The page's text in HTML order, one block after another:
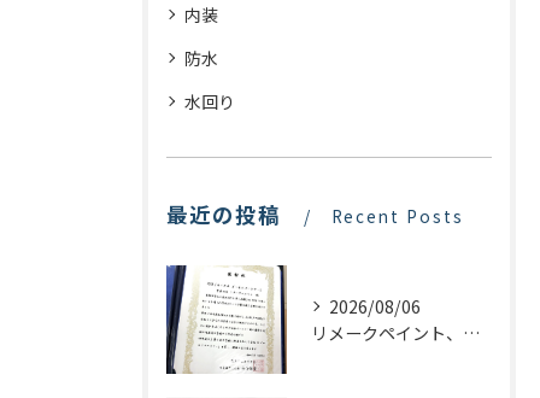
内装
防水
水回り
最近の投稿 Recent Posts
2026/08/06
リメークペイント、感謝状を頂く！